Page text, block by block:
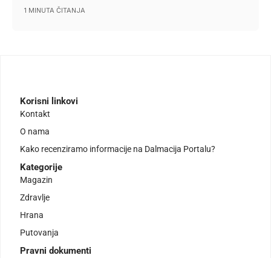
1 MINUTA ČITANJA
Korisni linkovi
Kontakt
O nama
Kako recenziramo informacije na Dalmacija Portalu?
Kategorije
Magazin
Zdravlje
Hrana
Putovanja
Pravni dokumenti